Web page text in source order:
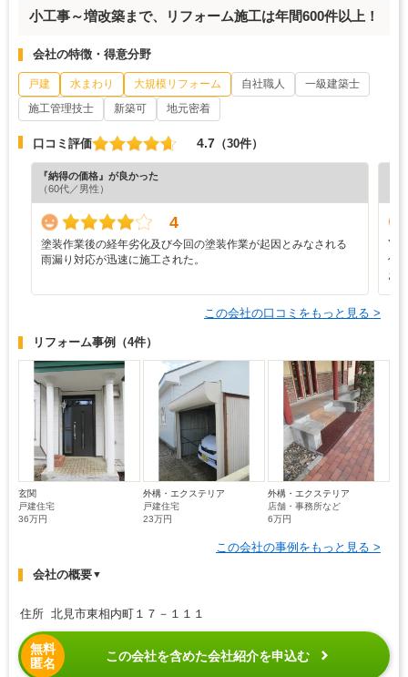
小工事～増改築まで、リフォーム施工は年間600件以上！
会社の特徴・得意分野
戸建 水まわり 大規模リフォーム 自社職人
一級建築士
施工管理技士
新築可 地元密着
口コミ評価 4.7 （30件）
『納得の価格』が良かった
（60代／男性）
4
塗装作業後の経年劣化及び今回の塗装作業が起因とみなされる
雨漏り対応が迅速に施工された。
Y
仕
お
この会社の口コミをもっと見る >
リフォーム事例 （4件）
玄関
戸建住宅
36万円
外構・エクステリア
戸建住宅
23万円
外構・エクステリア
店舗・事務所など
6万円
この会社の事例をもっと見る >
会社の概要▼
住所 北見市東相内町１７－１１１
無料
匿名
この会社を含めた会社紹介を申込む